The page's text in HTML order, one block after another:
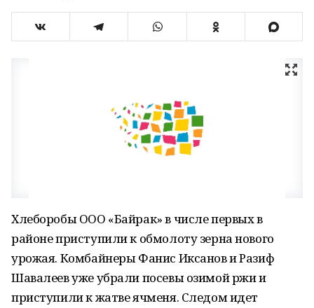
Хлеборобы ООО «Байрак» в числе первых в
районе приступили к обмолоту зерна нового
урожая. Комбайнеры Фанис Иксанов и Разиф
Шавалеев уже убрали посевы озимой ржи и
приступили к жатве ячменя. Следом идет